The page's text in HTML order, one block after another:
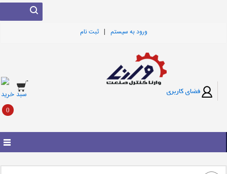
ورود به سيستم| ثبت نام
فضای کاربری سبد خرید
0